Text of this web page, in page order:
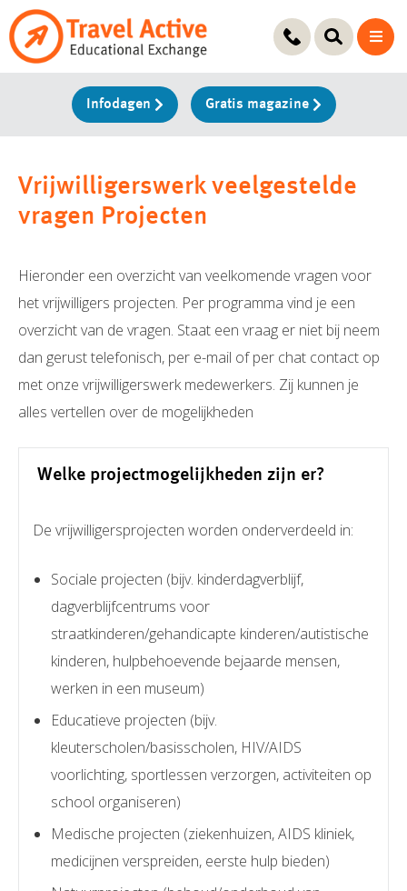
Ga
naar
Infodagen Gratis magazine
Vrijwilligerswerk veelgestelde
vragen Projecten
Hieronder een overzicht van veelkomende vragen voor
het vrijwilligers projecten. Per programma vind je een
overzicht van de vragen. Staat een vraag er niet bij neem
dan gerust telefonisch, per e-mail of per chat contact op
met onze vrijwilligerswerk medewerkers. Zij kunnen je
alles vertellen over de mogelijkheden
Welke projectmogelijkheden zijn er?
De vrijwilligersprojecten worden onderverdeeld in:
Sociale projecten (bijv. kinderdagverblijf,
dagverblijfcentrums voor
straatkinderen/gehandicapte kinderen/autistische
kinderen, hulpbehoevende bejaarde mensen,
werken in een museum)
Educatieve projecten (bijv.
kleuterscholen/basisscholen, HIV/AIDS
voorlichting, sportlessen verzorgen, activiteiten op
school organiseren)
Medische projecten (ziekenhuizen, AIDS kliniek,
medicijnen verspreiden, eerste hulp bieden)